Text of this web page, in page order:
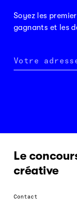
Soyez les
gagnants et les
Votre
Le
créative
Contact